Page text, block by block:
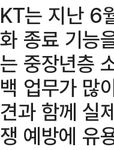
KT는 지난 6
화 종료 기능
는 중장년층
백 업무가 많
견과 함께 실
쟁 예방에 유